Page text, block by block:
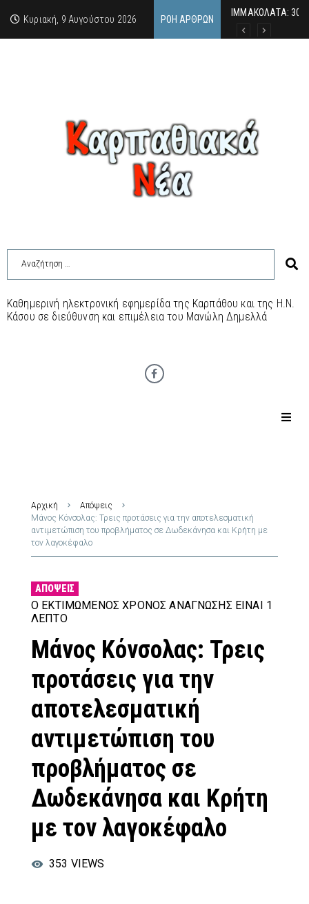
Κυριακή, 9 Αυγούστου 2026 ΡΟΉ ΆΡΘΡΩΝ
ΙΜΜΑΚΟΛΑΤΑ: 300
9 Αυγούστου 2026:
Μιχαέλα Σαρρή:
Καθημερινή ηλεκτρονική εφημερίδα της Καρπάθου και της Η.Ν.
Κάσου σε διεύθυνση και επιμέλεια του Μανώλη Δημελλά
Αρχική
Απόψεις
Μάνος Κόνσολας: Τρεις προτάσεις για την αποτελεσματική
αντιμετώπιση του προβλήματος σε Δωδεκάνησα και Κρήτη με
τον λαγοκέφαλο
ΑΠΌΨΕΙΣ
Ο ΕΚΤΙΜΏΜΕΝΟΣ ΧΡΌΝΟΣ ΑΝΆΓΝΩΣΗΣ ΕΊΝΑΙ 1
ΛΕΠΤΌ
Μάνος Κόνσολας: Τρεις
προτάσεις για την
αποτελεσματική
αντιμετώπιση του
προβλήματος σε
Δωδεκάνησα και Κρήτη
με τον λαγοκέφαλο
353 VIEWS